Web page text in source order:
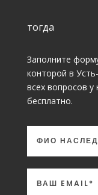
тогда
Заполните
конторой в
всех вопросов у
бесплатно.